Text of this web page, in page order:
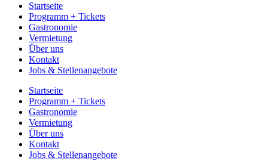
Startseite
Programm + Tickets
Gastronomie
Vermietung
Über uns
Kontakt
Jobs & Stellenangebote
Startseite
Programm + Tickets
Gastronomie
Vermietung
Über uns
Kontakt
Jobs & Stellenangebote